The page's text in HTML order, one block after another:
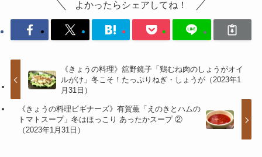
よかったらシェアしてね！
《きょうの料理》舘野鏡子「鶏むね肉のしょうがオイ
ルがけ」冬こそ！たっぷりねぎ・しょうが（2023年1
月31日）
《きょうの料理ビギナーズ》有賀薫「えのきとハムの
トマトスープ」冬はほっこり あったかスープ ②
（2023年1月31日）